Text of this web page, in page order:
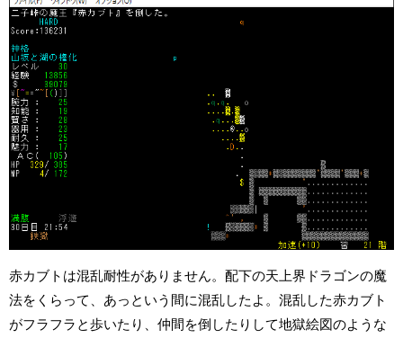
赤カブトは混乱耐性がありません。配下の天上界ドラゴンの魔
法をくらって、あっという間に混乱したよ。混乱した赤カブト
がフラフラと歩いたり、仲間を倒したりして地獄絵図のような